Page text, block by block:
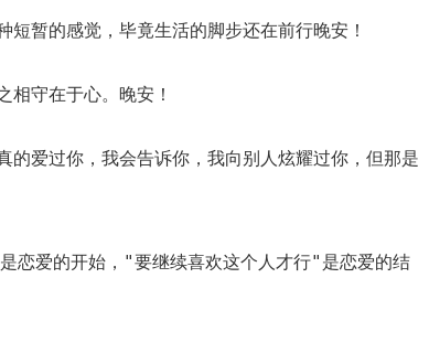
短暂的感觉，毕竟生活的脚步还在前行晚安！
相守在于心。晚安！
的爱过你，我会告诉你，我向别人炫耀过你，但那是
恋爱的开始，"要继续喜欢这个人才行"是恋爱的结